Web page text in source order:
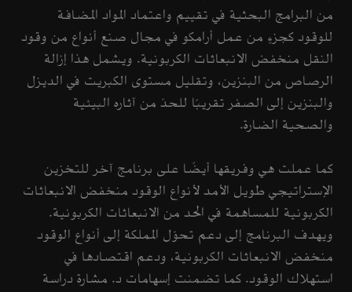
من البرامج البحثية في تقييم واعتماد المواد المضافة
للوقود كجزءٍ من عمل أرامكو في مجال صنع أنواع من وقود
النقل منخفض الانبعاثات الكربونية. ويشمل هذا إزالة
الرصاص من البنزين، وتقليل مستوى الكبريت في الديزل
والبنزين إلى الصفر تقريبًا للحدّ من آثاره البيئية
والصحية الضارة.
كما عملت هي وفريقها أيضًا على برنامج آخر للتخزين
الإستراتيجي طويل الأمد لأنواع الوقود منخفض الانبعاثات
الكربونية للمساهمة في الحد من الانبعاثات الكربونية.
ويهدف البرنامج إلى دعم تحوّل المملكة إلى أنواع الوقود
منخفض الانبعاثات الكربونية، ودعم اقتصادها في
استهلاك الوقود. كما تضمنت إسهامات د. مشارة دراسة